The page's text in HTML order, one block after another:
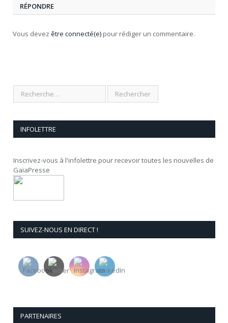
RÉPONDRE
Vous devez être connecté(e) pour rédiger un commentaire.
INFOLETTRE
Inscrivez-vous à l'infolettre pour recevoir toutes les nouvelles de
GaïaPresse
SUIVEZ-NOUS EN DIRECT !
PARTENAIRES